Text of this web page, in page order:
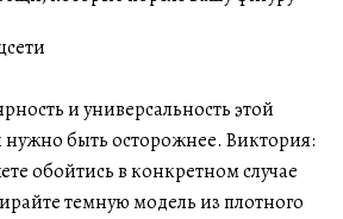
и универсальность этой
нужно быть осторожнее. Виктория:
обойтись в конкретном случае
темную модель из плотного